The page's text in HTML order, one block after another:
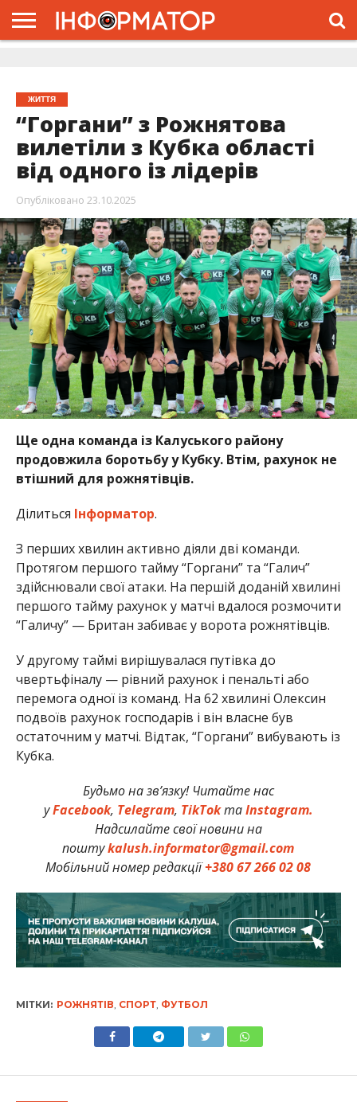
ЖИТТЯ
“Горгани” з Рожнятова
вилетіли з Кубка області
від одного із лідерів
Опубліковано 23.10.2025
Ще одна команда із Калуського району
продовжила боротьбу у Кубку. Втім, рахунок не
втішний для рожнятівців.
Ділиться Інформатор.
З перших хвилин активно діяли дві команди.
Протягом першого тайму “Горгани” та “Галич”
здійснювали свої атаки. На першій доданій хвилині
першого тайму рахунок у матчі вдалося розмочити
“Галичу” — Британ забиває у ворота рожнятівців.
У другому таймі вирішувалася путівка до
чвертьфіналу — рівний рахунок і пенальті або
перемога одної із команд. На 62 хвилині Олексин
подвоїв рахунок господарів і він власне був
остаточним у матчі. Відтак, “Горгани” вибувають із
Кубка.
Будьмо на зв’язку! Читайте нас
уFacebook, Telegram, TikTokтаInstagram.
Надсилайте свої новини на
поштуkalush.informator@gmail.com
Мобільний номер редакції+380 67 266 02 08
МІТКИ: РОЖНЯТІВ СПОРТ, ФУТБОЛ